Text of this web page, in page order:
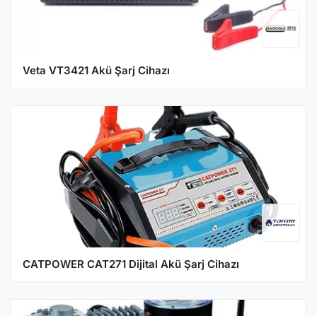
Veta VT3421 Akü Şarj Cihazı
CATPOWER CAT271 Dijital Akü Şarj Cihazı